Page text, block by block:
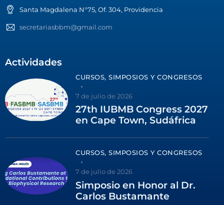
Santa Magdalena N°75, Of. 304, Providencia
secretariasbbm@gmail.com
Actividades
CURSOS, SIMPOSIOS Y CONGRESOS
7 de julio de 2026
27th IUBMB Congress 2027
en Cape Town, Sudáfrica
CURSOS, SIMPOSIOS Y CONGRESOS
7 de julio de 2026
Simposio en Honor al Dr.
Carlos Bustamante